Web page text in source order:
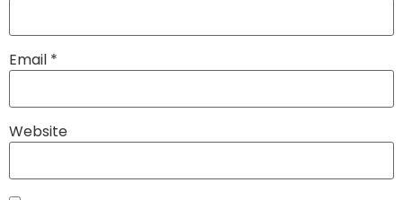
Email *
Website